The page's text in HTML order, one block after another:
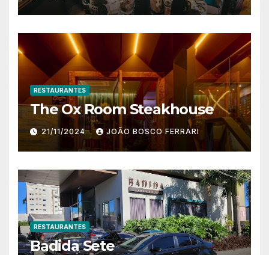
RESTAURANTES
The Ox Room Steakhouse
21/11/2024 JOÃO BOSCO FERRARI
RESTAURANTES
Badida Sete